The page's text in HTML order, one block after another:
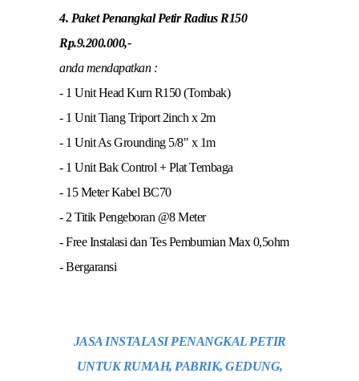
4. Paket Penangkal Petir Radius R150
Rp.9.200.000,-
anda mendapatkan :
- 1 Unit Head Kurn R150 (Tombak)
- 1 Unit Tiang Triport 2inch x 2m
- 1 Unit As Grounding 5/8" x 1m
- 1 Unit Bak Control + Plat Tembaga
- 15 Meter Kabel BC70
- 2 Titik Pengeboran @8 Meter
- Free Instalasi dan Tes Pembumian Max 0,5ohm
- Bergaransi
JASA INSTALASI PENANGKAL PETIR
UNTUK RUMAH, PABRIK, GEDUNG,